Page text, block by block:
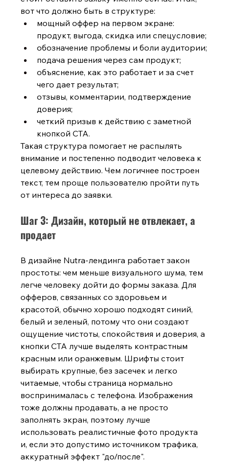
вот что должно быть в структуре:
мощный оффер на первом экране:
продукт, выгода, скидка или спецусловие;
обозначение проблемы и боли аудитории;
подача решения через сам продукт;
объяснение, как это работает и за счет
чего дает результат;
отзывы, комментарии, подтверждение
доверия;
четкий призыв к действию с заметной
кнопкой CTA.
Такая структура помогает не распылять
внимание и постепенно подводит человека к
целевому действию. Чем логичнее построен
текст, тем проще пользователю пройти путь
от интереса до заявки.
Шаг 3: Дизайн, который не отвлекает, а
продает
В дизайне Nutra-лендинга работает закон
простоты: чем меньше визуального шума, тем
легче человеку дойти до формы заказа. Для
офферов, связанных со здоровьем и
красотой, обычно хорошо подходят синий,
белый и зеленый, потому что они создают
ощущение чистоты, спокойствия и доверия, а
кнопки CTA лучше выделять контрастным
красным или оранжевым. Шрифты стоит
выбирать крупные, без засечек и легко
читаемые, чтобы страница нормально
воспринималась с телефона. Изображения
тоже должны продавать, а не просто
заполнять экран, поэтому лучше
использовать реалистичные фото продукта
и, если это допустимо источником трафика,
аккуратный эффект "до/после".